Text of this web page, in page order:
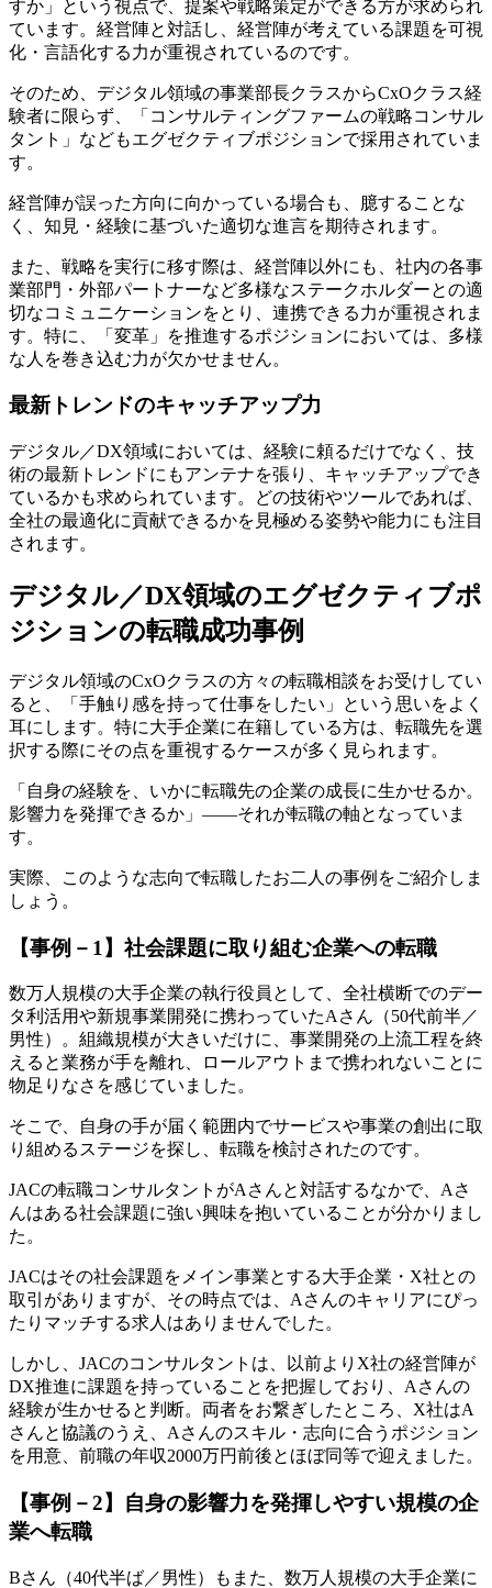
すか」という視点で、提案や戦略策定ができる方が求められ
ています。経営陣と対話し、経営陣が考えている課題を可視
化・言語化する力が重視されているのです。
そのため、デジタル領域の事業部長クラスからCxOクラス経
験者に限らず、「コンサルティングファームの戦略コンサル
タント」などもエグゼクティブポジションで採用されていま
す。
経営陣が誤った方向に向かっている場合も、臆することな
く、知見・経験に基づいた適切な進言を期待されます。
また、戦略を実行に移す際は、経営陣以外にも、社内の各事
業部門・外部パートナーなど多様なステークホルダーとの適
切なコミュニケーションをとり、連携できる力が重視されま
す。特に、「変革」を推進するポジションにおいては、多様
な人を巻き込む力が欠かせません。
最新トレンドのキャッチアップ力
デジタル／DX領域においては、経験に頼るだけでなく、技
術の最新トレンドにもアンテナを張り、キャッチアップでき
ているかも求められています。どの技術やツールであれば、
全社の最適化に貢献できるかを見極める姿勢や能力にも注目
されます。
デジタル／DX領域のエグゼクティブポ
ジションの転職成功事例
デジタル領域のCxOクラスの方々の転職相談をお受けしてい
ると、「手触り感を持って仕事をしたい」という思いをよく
耳にします。特に大手企業に在籍している方は、転職先を選
択する際にその点を重視するケースが多く見られます。
「自身の経験を、いかに転職先の企業の成長に生かせるか。
影響力を発揮できるか」――それが転職の軸となっていま
す。
実際、このような志向で転職したお二人の事例をご紹介しま
しょう。
【事例－1】社会課題に取り組む企業への転職
数万人規模の大手企業の執行役員として、全社横断でのデー
タ利活用や新規事業開発に携わっていたAさん（50代前半／
男性）。組織規模が大きいだけに、事業開発の上流工程を終
えると業務が手を離れ、ロールアウトまで携われないことに
物足りなさを感じていました。
そこで、自身の手が届く範囲内でサービスや事業の創出に取
り組めるステージを探し、転職を検討されたのです。
JACの転職コンサルタントがAさんと対話するなかで、Aさ
んはある社会課題に強い興味を抱いていることが分かりまし
た。
JACはその社会課題をメイン事業とする大手企業・X社との
取引がありますが、その時点では、Aさんのキャリアにぴっ
たりマッチする求人はありませんでした。
しかし、JACのコンサルタントは、以前よりX社の経営陣が
DX推進に課題を持っていることを把握しており、Aさんの
経験が生かせると判断。両者をお繋ぎしたところ、X社はA
さんと協議のうえ、Aさんのスキル・志向に合うポジション
を用意、前職の年収2000万円前後とほぼ同等で迎えました。
【事例－2】自身の影響力を発揮しやすい規模の企
業へ転職
Bさん（40代半ば／男性）もまた、数万人規模の大手企業に